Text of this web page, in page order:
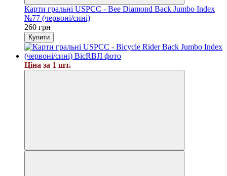
Карти гральні USPCC - Bee Diamond Back Jumbo Index
№77 (червоні/сині)
260 грн
Купити
Ціна за 1 шт.